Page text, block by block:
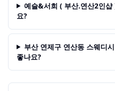
예슬&서희 ( 부산.연산2인
요?
부산 연제구 연산동 스웨디
좋나요?